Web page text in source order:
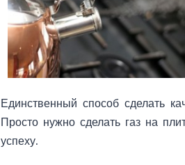
Единственный способ сделать
Просто нужно сделать газ на
успеху.